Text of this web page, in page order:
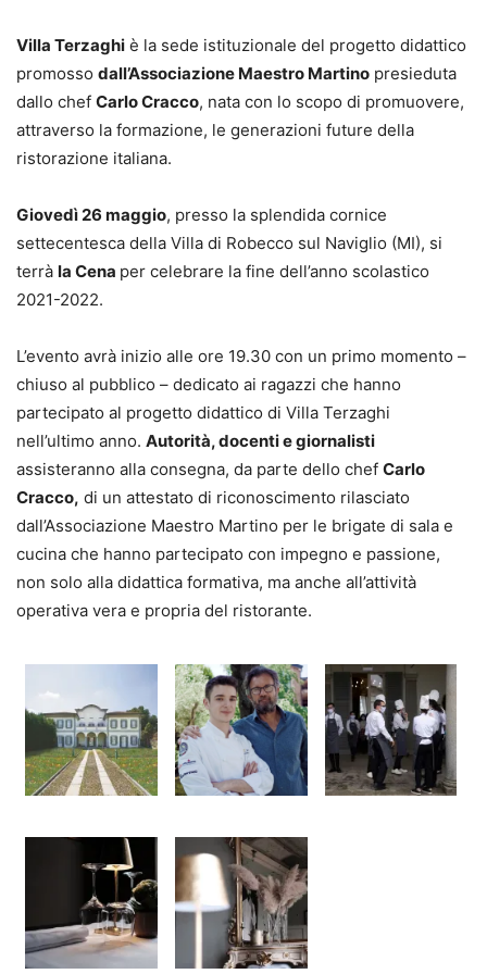
Villa Terzaghi è la sede istituzionale del progetto didattico
promosso dall’Associazione Maestro Martino presieduta
dallo chef Carlo Cracco, nata con lo scopo di promuovere,
attraverso la formazione, le generazioni future della
ristorazione italiana.
Giovedì 26 maggio, presso la splendida cornice
settecentesca della Villa di Robecco sul Naviglio (MI), si
terrà la Cena per celebrare la fine dell’anno scolastico
2021-2022.
L’evento avrà inizio alle ore 19.30 con un primo momento –
chiuso al pubblico – dedicato ai ragazzi che hanno
partecipato al progetto didattico di Villa Terzaghi
nell’ultimo anno. Autorità, docenti e giornalisti
assisteranno alla consegna, da parte dello chef Carlo
Cracco, di un attestato di riconoscimento rilasciato
dall’Associazione Maestro Martino per le brigate di sala e
cucina che hanno partecipato con impegno e passione,
non solo alla didattica formativa, ma anche all’attività
operativa vera e propria del ristorante.